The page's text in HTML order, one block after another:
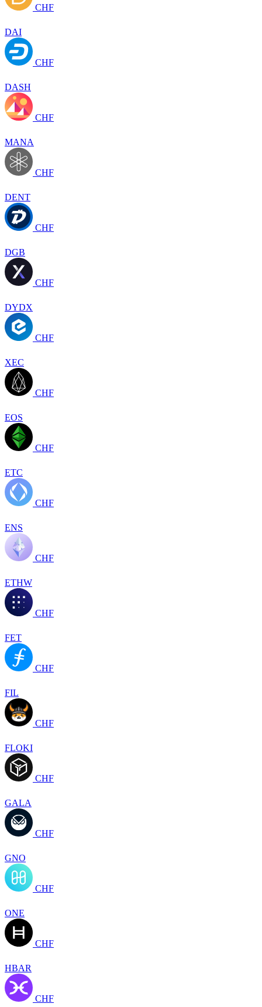
CHF
DAI
CHF
DASH
CHF
MANA
CHF
DENT
CHF
DGB
CHF
DYDX
CHF
XEC
CHF
EOS
CHF
ETC
CHF
ENS
CHF
ETHW
CHF
FET
CHF
FIL
CHF
FLOKI
CHF
GALA
CHF
GNO
CHF
ONE
CHF
HBAR
CHF